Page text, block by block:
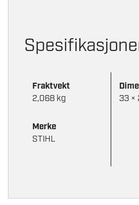
Fraktvekt
2,068 kg
33 ×
Merke
STIHL